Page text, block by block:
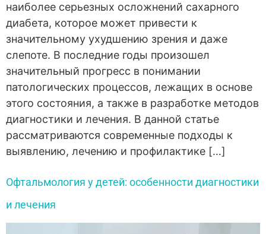
наиболее серьезных осложнений сахарного
диабета, которое может привести к
значительному ухудшению зрения и даже
слепоте. В последние годы произошел
значительный прогресс в понимании
патологических процессов, лежащих в основе
этого состояния, а также в разработке методов
диагностики и лечения. В данной статье
рассматриваются современные подходы к
выявлению, лечению и профилактике […]
Офтальмология у детей: особенности диагностики
и лечения